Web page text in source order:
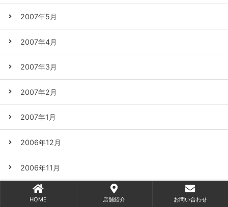
2007年5月
2007年4月
2007年3月
2007年2月
2007年1月
2006年12月
2006年11月
2006年10月
HOME 店舗紹介 お問い合わせ